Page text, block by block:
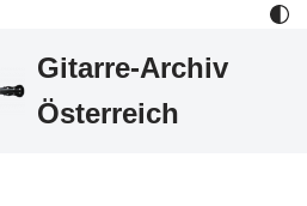
Gitarre-Archiv
Österreich